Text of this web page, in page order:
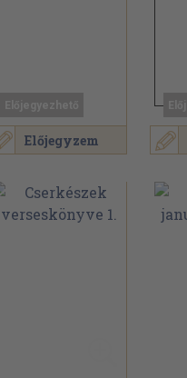
Előjegyzem